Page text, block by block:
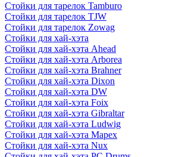
Стойки для тарелок Tamburo
Стойки для тарелок TJW
Стойки для тарелок Zowag
Стойки для хай-хэта
Стойки для хай-хэта Ahead
Стойки для хай-хэта Arborea
Стойки для хай-хэта Brahner
Стойки для хай-хэта Dixon
Стойки для хай-хэта DW
Стойки для хай-хэта Foix
Стойки для хай-хэта Gibraltar
Стойки для хай-хэта Ludwig
Стойки для хай-хэта Mapex
Стойки для хай-хэта Nux